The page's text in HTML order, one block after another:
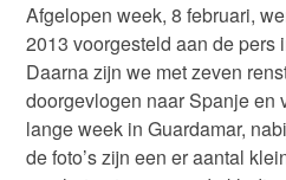
Afgelopen week, 8 februari,
2013 voorgesteld aan de pers
Daarna zijn we met zeven
doorgevlogen naar Spanje en
lange week in Guardamar,
de foto’s zijn een er aantal